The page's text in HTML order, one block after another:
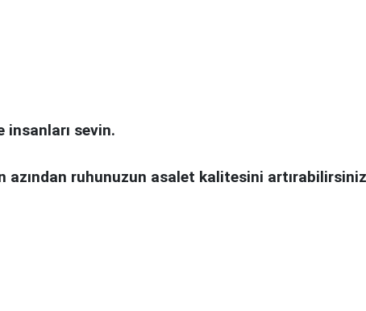
insanları sevin.
azından ruhunuzun asalet kalitesini